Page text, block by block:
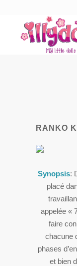
RANKO
Synopsis:
placé
appelée «
faire
chacune
phases
et bien